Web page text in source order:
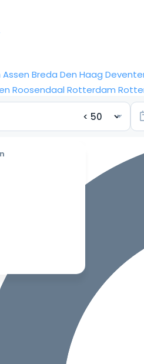
Assen Breda Den Haag
Roosendaal Rotterdam